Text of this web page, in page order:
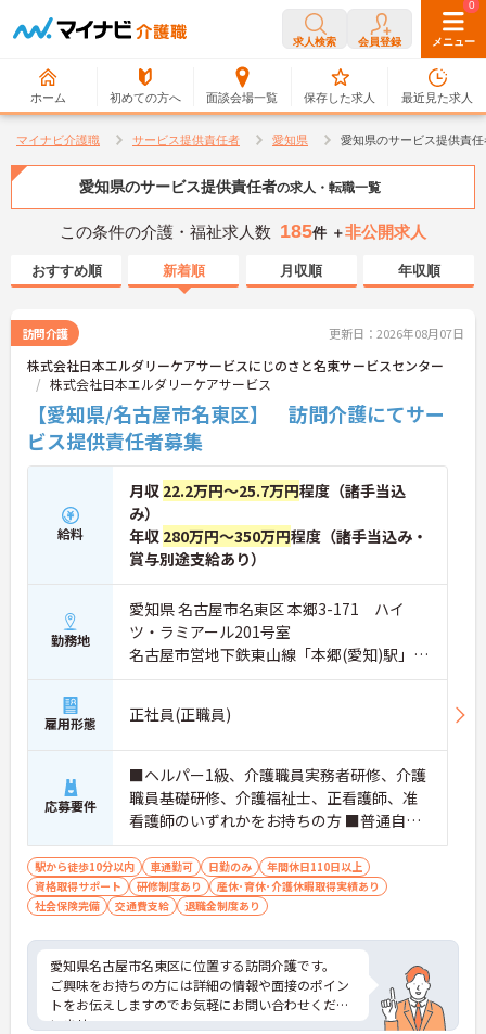
求人検索 会員登録 メニュー
ホーム 初めての方へ 面談会場一覧
0
保存した求人
0
最近見た求人
マイナビ介護職 サービス提供責任者 愛知県 愛知県のサービス提供責
愛知県のサービス提供責任者の求人・転職一覧
この条件の介護・福祉求人数 185件 ＋非公開求人
おすすめ順 新着順 月収順 年収順
訪問介護 更新日：2026年08月07日
株式会社日本エルダリーケアサービスにじのさと名東サービスセンター
株式会社日本エルダリーケアサービス
【愛知県/名古屋市名東区】 訪問介護にてサー
ビス提供責任者募集
給料
月収 22.2万円～25.7万円程度（諸手当込
み）
年収 280万円～350万円程度（諸手当込み・
賞与別途支給あり）
勤務地
愛知県 名古屋市名東区 本郷3-171 ハイ
ツ・ラミアール201号室
名古屋市営地下鉄東山線「本郷(愛知)駅」徒
歩7分
雇用形態 正社員(正職員)
応募要件
■ヘルパー1級、介護職員実務者研修、介護
職員基礎研修、介護福祉士、正看護師、准
看護師のいずれかをお持ちの方 ■普通自動
車又は自動二輪車免許
駅から徒歩10分以内 車通勤可 日勤のみ
年間休日110日以上
資格取得サポート
研修制度あり
産休･育休･介護休暇取得実績あり
社会保険完備
交通費支給 退職金制度あり
愛知県名古屋市名東区に位置する訪問介護です。
ご興味をお持ちの方には詳細の情報や面接のポイン
トをお伝えしますのでお気軽にお問い合わせくださ
いませ。